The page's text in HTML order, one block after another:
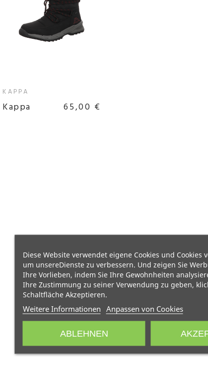
Diese Website verwendet eigene Cookies und Cookies
um unsereDienste zu verbessern. Und zeigen Sie
Ihre Vorlieben, indem Sie Ihre Gewohnheiten
Ihre Zustimmung zu seiner Verwendung zu geben,
Schaltfläche Akzeptieren.
Weitere Informationen Anpassen von Cookies
ABLEHNEN
KAPPA
Kappa 65,00 €